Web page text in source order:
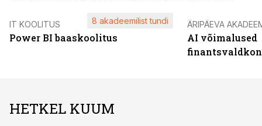
IT KOOLITUS
Power BI baaskoolitus
8 akadeemilist tundi ÄRIPÄEVA
AI võimalused
HETKEL KUUM